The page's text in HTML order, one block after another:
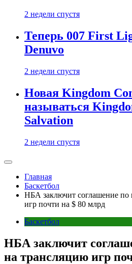
2 недели спустя
Теперь 007 First
Denuvo
2 недели спустя
Новая Kingdom
называться
Salvation
2 недели спустя
Главная
Баскетбол
НБА заключит соглашение по
игр почти на $ 80 млрд
Баскетбол
НБА заключит
на трансляцию игр